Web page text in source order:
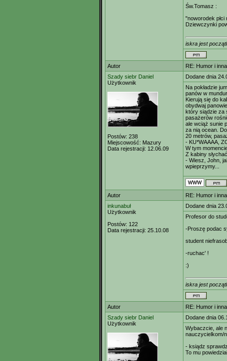
Św.Tomasz :
"noworodek
Dziewczynki
iskra jest
Autor
RE: Humor i
Szady siebr Daniel
Użytkownik
Postów: 238
Miejscowość: Mazury
Data rejestracji: 12.06.09
Dodane dnia
Na pokładzie
panów w
Kierują się do
obydwaj
który siądzie za
pasażerów
ale wciąż sunie
za nią ocean.
20 metrów,
- KU*WAAAA,
W tym
Z kabiny
- Wiesz, John,
wpieprzymy...
Autor
RE: Humor i
inkunabuł
Użytkownik
Postów: 122
Data rejestracji: 25.10.08
Dodane dnia
Profesor do
-Proszę podac
student
-ruchac' !
:)
iskra jest
Autor
RE: Humor i
Szady siebr Daniel
Użytkownik
Dodane dnia
Wybaczcie, ale
nauczycielkom/
- ksiądz
To mu